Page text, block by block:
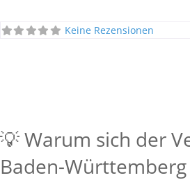
Keine Rezensionen
💡 Warum sich der
Baden-Württemberg